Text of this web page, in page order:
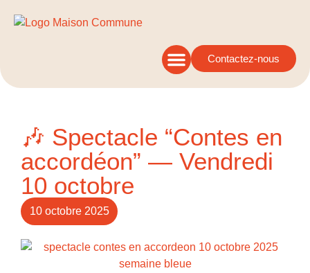
Contactez-nous
10 octobre 2025
🎶 Spectacle “Contes en
accordéon” — Vendredi
10 octobre